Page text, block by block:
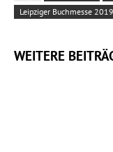
Leipziger Buchmesse 2019
WEITERE